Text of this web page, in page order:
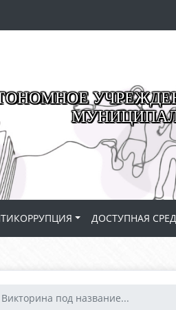
ДОСТУПНАЯ
Викторина под название...